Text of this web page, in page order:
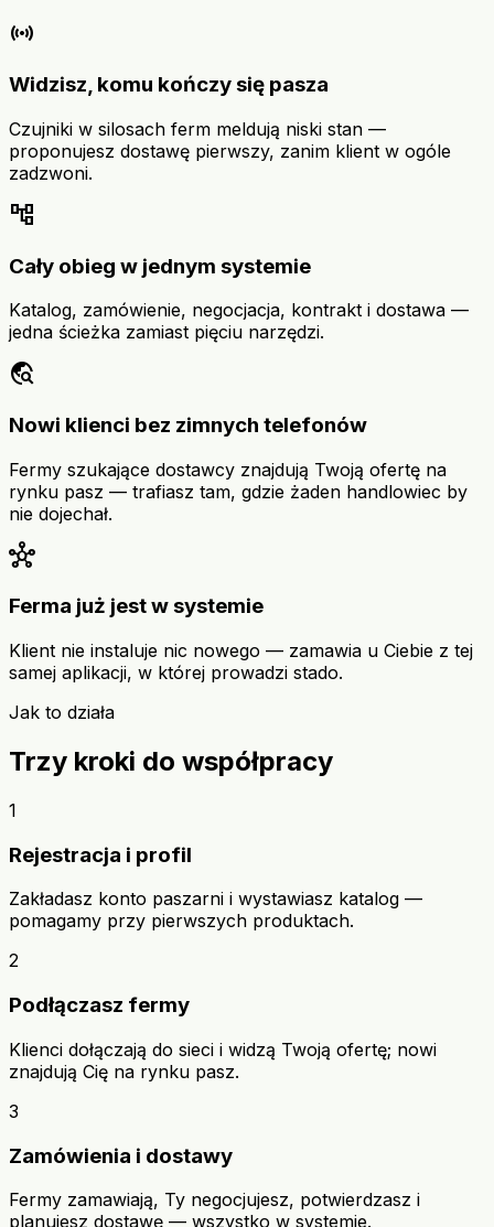
sensors
Widzisz, komu kończy się pasza
Czujniki w silosach ferm meldują niski stan —
proponujesz dostawę pierwszy, zanim klient w ogóle
zadzwoni.
account_tree
Cały obieg w jednym systemie
Katalog, zamówienie, negocjacja, kontrakt i dostawa —
jedna ścieżka zamiast pięciu narzędzi.
travel_explore
Nowi klienci bez zimnych telefonów
Fermy szukające dostawcy znajdują Twoją ofertę na
rynku pasz — trafiasz tam, gdzie żaden handlowiec by
nie dojechał.
hub
Ferma już jest w systemie
Klient nie instaluje nic nowego — zamawia u Ciebie z tej
samej aplikacji, w której prowadzi stado.
Jak to działa
Trzy kroki do współpracy
1
Rejestracja i profil
Zakładasz konto paszarni i wystawiasz katalog —
pomagamy przy pierwszych produktach.
2
Podłączasz fermy
Klienci dołączają do sieci i widzą Twoją ofertę; nowi
znajdują Cię na rynku pasz.
3
Zamówienia i dostawy
Fermy zamawiają, Ty negocjujesz, potwierdzasz i
planujesz dostawę — wszystko w systemie.